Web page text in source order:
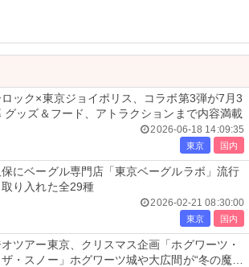
ロック×東京ジョイポリス、コラボ第3弾が7月3
グッズ＆フード、アトラクションまで内容満載
2026-06-18 14:09:35
東京 国内
保にベーグル専門店「東京ベーグルラボ」流行
り入れた全29種
2026-02-21 08:30:00
東京 国内
オツアー東京、クリスマス企画「ホグワーツ・
・スノー」ホグワーツ城や大広間が“冬の魔